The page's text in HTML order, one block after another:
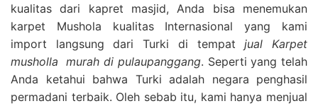
kualitas dari kapret masjid, Anda bisa menemukan
karpet Mushola kualitas Internasional yang kami
import langsung dari Turki di tempatjual Karpet
musholla
murah di pulaupanggang. Seperti yang telah
Anda ketahui bahwa Turki adalah negara penghasil
permadani terbaik. Oleh sebab itu, kami hanya menjual